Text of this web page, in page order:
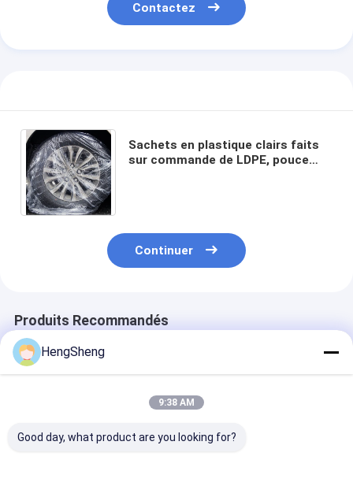
Contactez
Sachets en plastique clairs faits
sur commande de LDPE, pouce
Continuer
Produits Recommandés
HengSheng
9:38 AM
Good day, what product are you looking for?